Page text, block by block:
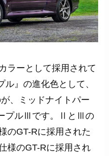
ラーとして採用されて
』の進化色として、
、ミッドナイトパー
プルⅢです。ⅡとⅢの
のGT-Rに採用された
様のGT-Rに採用され